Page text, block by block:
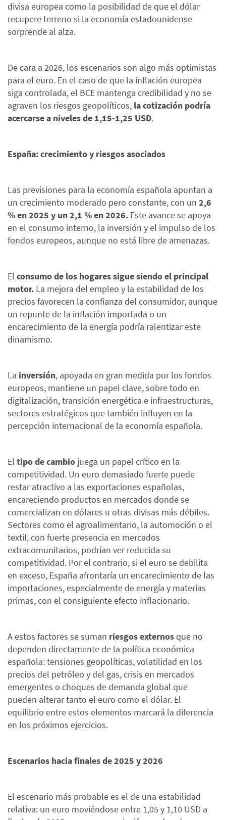
divisa europea como la posibilidad de que el dólar
recupere terreno si la economía estadounidense
sorprende al alza.
De cara a 2026, los escenarios son algo más optimistas
para el euro. En el caso de que la inflación europea
siga controlada, el BCE mantenga credibilidad y no se
agraven los riesgos geopolíticos, la cotización podría
acercarse a niveles de 1,15-1,25 USD.
España: crecimiento y riesgos asociados
Las previsiones para la economía española apuntan a
un crecimiento moderado pero constante, con un 2,6
% en 2025 y un 2,1 % en 2026. Este avance se apoya
en el consumo interno, la inversión y el impulso de los
fondos europeos, aunque no está libre de amenazas.
El consumo de los hogares sigue siendo el principal
motor. La mejora del empleo y la estabilidad de los
precios favorecen la confianza del consumidor, aunque
un repunte de la inflación importada o un
encarecimiento de la energía podría ralentizar este
dinamismo.
La inversión, apoyada en gran medida por los fondos
europeos, mantiene un papel clave, sobre todo en
digitalización, transición energética e infraestructuras,
sectores estratégicos que también influyen en la
percepción internacional de la economía española.
El tipo de cambio juega un papel crítico en la
competitividad. Un euro demasiado fuerte puede
restar atractivo a las exportaciones españolas,
encareciendo productos en mercados donde se
comercializan en dólares u otras divisas más débiles.
Sectores como el agroalimentario, la automoción o el
textil, con fuerte presencia en mercados
extracomunitarios, podrían ver reducida su
competitividad. Por el contrario, si el euro se debilita
en exceso, España afrontaría un encarecimiento de las
importaciones, especialmente de energía y materias
primas, con el consiguiente efecto inflacionario.
A estos factores se suman riesgos externosque no
dependen directamente de la política económica
española: tensiones geopolíticas, volatilidad en los
precios del petróleo y del gas, crisis en mercados
emergentes o choques de demanda global que
pueden alterar tanto el euro como el dólar. El
equilibrio entre estos elementos marcará la diferencia
en los próximos ejercicios.
Escenarios hacia finales de 2025 y 2026
El escenario más probable es el de una estabilidad
relativa: un euro moviéndose entre 1,05 y 1,10 USD a